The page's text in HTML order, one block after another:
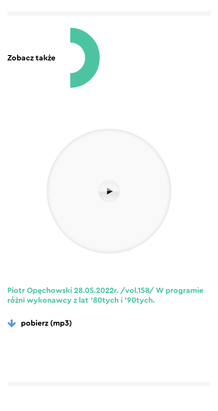
Zobacz także
Piotr Opęchowski 28.05.2022r. /vol.158/ W programie
różni wykonawcy z lat ’80tych i ’90tych.
pobierz (mp3)